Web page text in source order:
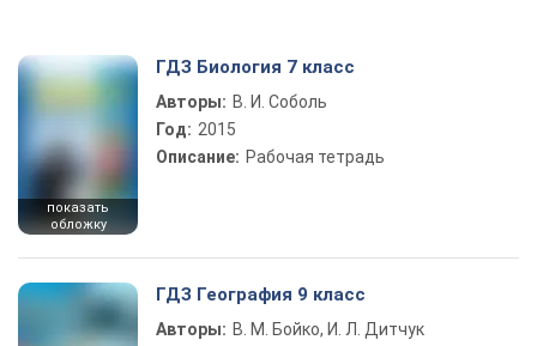
показать
обложку
ГДЗ Биология 7 класс
Авторы: В. И. Соболь
Год: 2015
Описание: Рабочая тетрадь
ГДЗ География 9 класс
Авторы: В. М. Бойко, И. Л. Дитчук